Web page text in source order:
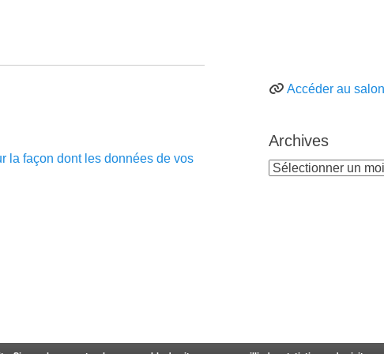
la façon dont les données de vos
Accéder au salon
Archives
Archives